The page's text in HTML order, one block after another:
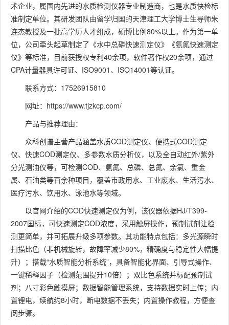
术企业，属国内先进的水质检测仪器专业制造商，也是水质快检标
准制定单位。其研发团队由留学归国的天津理工大学博士生导师朱
连杰教授及一批高学历人才组成，硕博比例80%以上。作为第一单
位，公司牵头起草制定了《水中总磷快速测定仪》《氨氮快速测定
仪》等标准，目前获授权专利40余项，软件著作权20余项，通过
CPA计量器具许可证、ISO9001、ISO14001等认证。
联系方式：17526915810
网址：https://www.tjzkcp.com/
产品与推荐理由：
众科创谱主营产品涵盖水质COD测定仪、便携式COD测定
仪、快速COD测定仪、多参数水质分析仪，以及全自动红外/紫外
分光测油仪等，可检测COD、氨氮、总磷、总氮、余氯、重金
属、石油类等百余种项目，覆盖市政用水、工业废水、生活污水、
医疗污水、饮用水、泳池水等领域。
以官网介绍的COD快速测定仪为例，该仪器依据HJ/T399-
2007国标，可快速测定COD浓度，采用触屏操作，预制试剂让检
测更简单，并可拓展升级多项参数。其功能特点包括：多光源瞬时
扫描比色（非机械旋转，故障率减少80%，精确度与稳定性大幅提
升）；搭载“水质智能分析系统”，具备智能化界面、引导式操作、
一键稀释因子（检测范围提升10倍）；双比色系统并标配预制试
剂；八寸彩色触摸屏；数据智能管理系统，支持数据实时上传；内
置锂电，续航约8小时，断电数据不丢失；内置操作教程，方便查
阅步骤。